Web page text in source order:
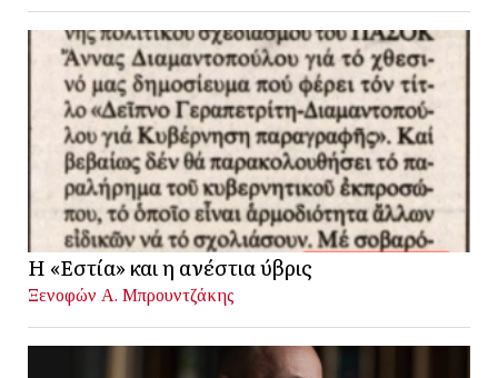
Η «Εστία» και η ανέστια ύβρις
Ξενοφών Α. Μπρουντζάκης